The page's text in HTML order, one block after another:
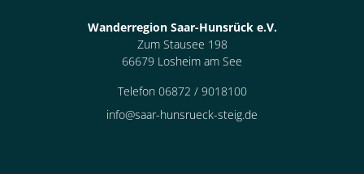
Wanderregion Saar-Hunsrück e.V.
Zum Stausee 198
66679 Losheim am See
Telefon 06872 / 9018100
info@saar-hunsrueck-steig.de